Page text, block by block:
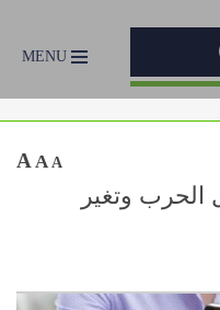
MENU
A A A
الحرب وتغير